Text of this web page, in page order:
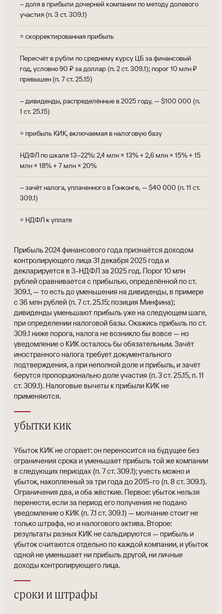
– доля в прибыли дочерней компании по методу долевого
участия (п. 3 ст. 309.1)
= скорректированная прибыль
Пересчёт в рубли по среднему курсу ЦБ за финансовый
год, условно 90 ₽ за доллар (п. 2 ст. 309.1); порог 10 млн ₽
превышен (п. 7 ст. 25.15)
– дивиденды, распределённые в 2025 году, — $100 000 (п.
1 ст. 25.15)
= прибыль КИК, включаемая в налоговую базу
НДФЛ по шкале 13–22%: 2,4 млн × 13% + 2,6 млн × 15% + 15
млн × 18% + 7 млн × 20%
– зачёт налога, уплаченного в Гонконге, — $40 000 (п. 11 ст.
309.1)
= НДФЛ к уплате
Прибыль 2024 финансового года признаётся доходом
контролирующего лица 31 декабря 2025 года и
декларируется в 3-НДФЛ за 2025 год. Порог 10 млн
рублей сравнивается с прибылью, определённой по ст.
309.1, — то есть до уменьшения на дивиденды, в примере
с 36 млн рублей (п. 7 ст. 25.15; позиция Минфина);
дивиденды уменьшают прибыль уже на следующем шаге,
при определении налоговой базы. Окажись прибыль по ст.
309.1 ниже порога, налога не возникло бы вовсе — но
уведомление о КИК осталось бы обязательным. Зачёт
иностранного налога требует документального
подтверждения, а при неполной доле и прибыль, и зачёт
берутся пропорционально доле участия (п. 3 ст. 25.15, п. 11
ст. 309.1). Налоговые вычеты к прибыли КИК не
применяются.
убытки кик
Убыток КИК не сгорает: он переносится на будущее без
ограничения срока и уменьшает прибыль той же компании
в следующих периодах (п. 7 ст. 309.1); учесть можно и
убыток, накопленный за три года до 2015-го (п. 8 ст. 309.1).
Ограничения два, и оба жёсткие. Первое: убыток нельзя
перенести, если за период его получения не подано
уведомление о КИК (п. 7.1 ст. 309.1) — молчание стоит не
только штрафа, но и налогового актива. Второе:
результаты разных КИК не сальдируются — прибыль и
убыток считаются отдельно по каждой компании, и убыток
одной не уменьшает ни прибыль другой, ни личные
доходы контролирующего лица.
сроки и штрафы